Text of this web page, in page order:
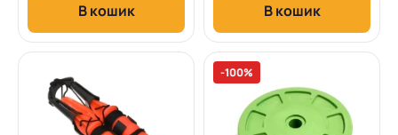
В кошик В кошик
-100%